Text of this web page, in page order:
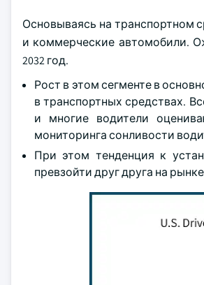
Основываясь на транспортном
и коммерческие автомобили.
2032 год.
Рост в этом сегменте в
в транспортных средствах.
и многие водители
мониторинга сонливости
При этом тенденция к
превзойти друг друга на